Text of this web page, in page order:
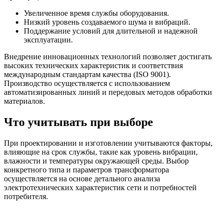
Увеличенное время службы оборудования.
Низкий уровень создаваемого шума и вибраций.
Поддержание условий для длительной и надежной
эксплуатации.
Внедрение инновационных технологий позволяет достигать
высоких технических характеристик и соответствия
международным стандартам качества (ISO 9001).
Производство осуществляется с использованием
автоматизированных линий и передовых методов обработки
материалов.
Что учитывать при выборе
При проектировании и изготовлении учитываются факторы,
влияющие на срок службы, такие как уровень вибрации,
влажности и температуры окружающей среды. Выбор
конкретного типа и параметров трансформатора
осуществляется на основе детального анализа
электротехнических характеристик сети и потребностей
потребителя.